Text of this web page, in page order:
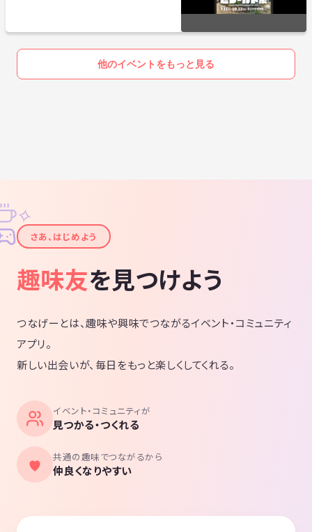
他のイベントをもっと見る
✦
✧
さあ、はじめよう
趣味友を見つけよう
つなげーとは、趣味や興味でつながるイベント・コミュニティ
アプリ。
新しい出会いが、毎日をもっと楽しくしてくれる。
イベント・コミュニティが
見つかる・つくれる
共通の趣味でつながるから
仲良くなりやすい